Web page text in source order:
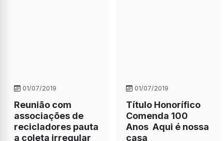
01/07/2019
Reunião com
associações de
recicladores pauta
a coleta irregular
01/07/2019
Título Honorífico
Comenda 100
Anos  Aqui é nossa
casa